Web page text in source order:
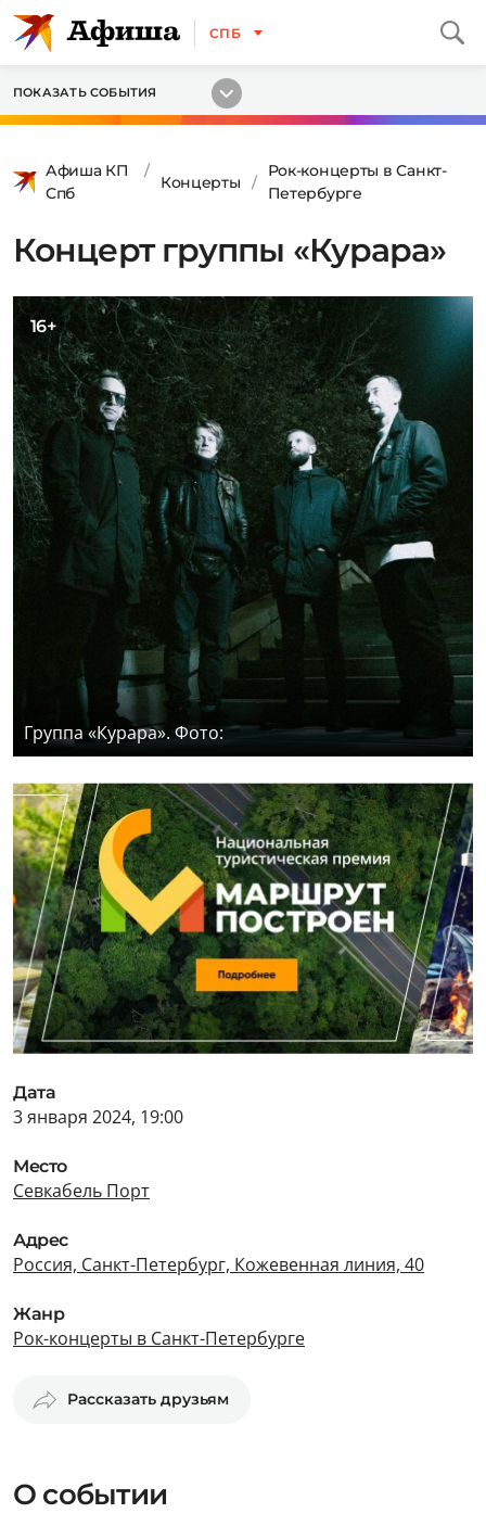
СПБ
ПОКАЗАТЬ СОБЫТИЯ
Афиша КП
Спб
Концерты
Рок-концерты в Санкт-
Петербурге
Концерт группы «Курара»
16+
Группа «Курара». Фото:
Дата
3 января 2024, 19:00
Место
Севкабель Порт
Адрес
Россия, Санкт-Петербург, Кожевенная линия, 40
Жанр
Рок-концерты в Санкт-Петербурге
Рассказать друзьям
О событии